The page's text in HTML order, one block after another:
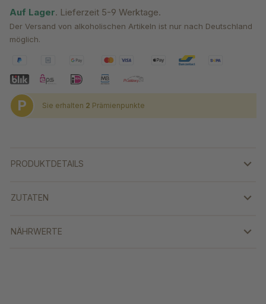
Auf Lager. Lieferzeit 5-9 Werktage.
Der Versand von alkoholischen Artikeln ist nur nach Deutschland
möglich.
P Sie erhalten 2 Prämienpunkte
PRODUKTDETAILS
ZUTATEN
NÄHRWERTE